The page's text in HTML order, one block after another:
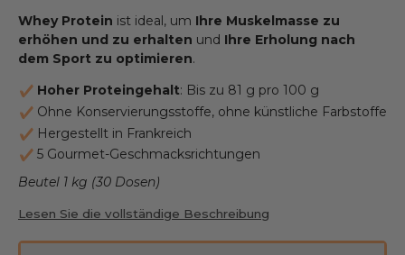
Whey Protein ist ideal, um Ihre Muskelmasse zu
erhöhen und zu erhalten und Ihre Erholung nach
dem Sport zu optimieren.
Hoher Proteingehalt: Bis zu 81 g pro 100 g
Ohne Konservierungsstoffe, ohne künstliche Farbstoffe
Hergestellt in Frankreich
5 Gourmet-Geschmacksrichtungen
Beutel 1 kg (30 Dosen)
Lesen Sie die vollständige Beschreibung